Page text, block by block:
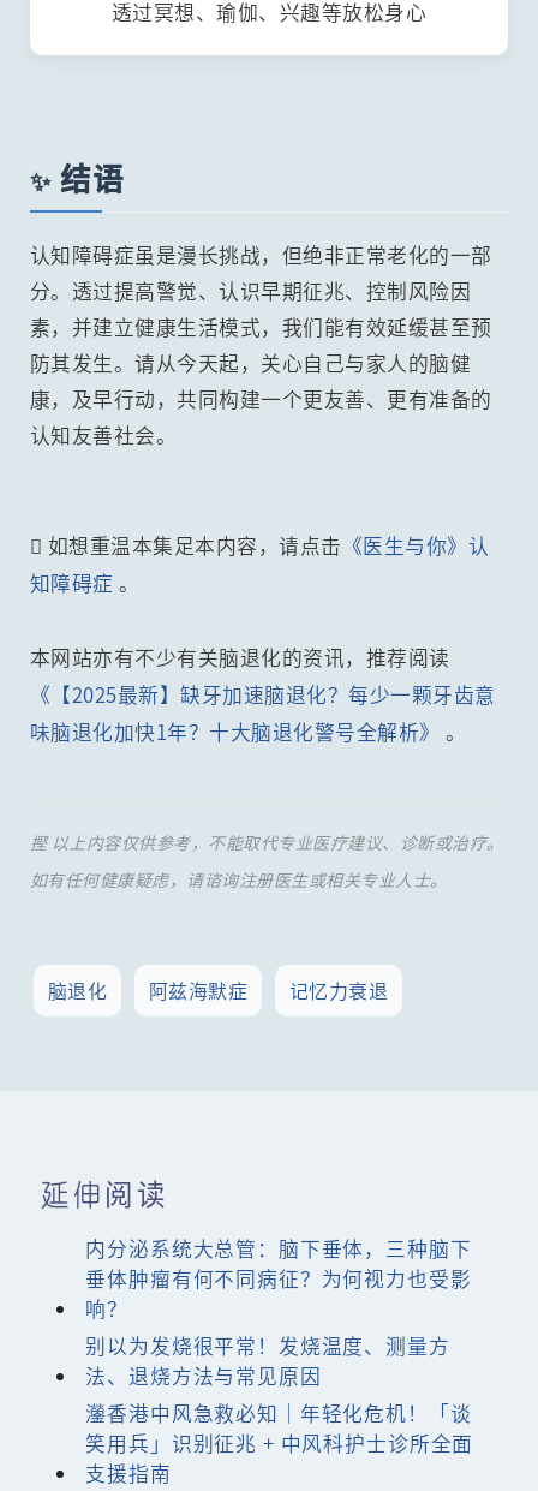
透过冥想、瑜伽、兴趣等放松身心
✨ 结语
认知障碍症虽是漫长挑战，但绝非正常老化的一部
分。透过提高警觉、认识早期征兆、控制风险因
素，并建立健康生活模式，我们能有效延缓甚至预
防其发生。请从今天起，关心自己与家人的脑健
康，及早行动，共同构建一个更友善、更有准备的
认知友善社会。
 如想重温本集足本内容，请点击 《医生与你》认
知障碍症 。
本网站亦有不少有关脑退化的资讯，推荐阅读
《【2025最新】缺牙加速脑退化？每少一颗牙齿意
味脑退化加快1年？十大脑退化警号全解析》。
摼 以上内容仅供参考，不能取代专业医疗建议、诊断或治疗。
如有任何健康疑虑，请谘询注册医生或相关专业人士。
脑退化 阿兹海默症 记忆力衰退
延伸阅读
内分泌系统大总管：脑下垂体，三种脑下
垂体肿瘤有何不同病征？为何视力也受影
响？
别以为发烧很平常！发烧温度、测量方
法、退烧方法与常见原因
灐香港中风急救必知｜年轻化危机！「谈
笑用兵」识别征兆 + 中风科护士诊所全面
支援指南